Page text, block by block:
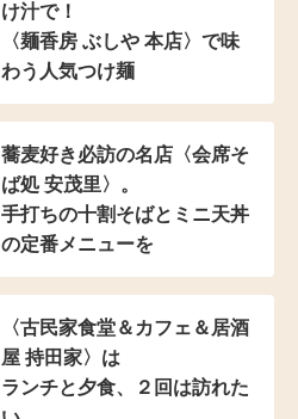
け汁で！
〈麺香房 ぶしや 本店〉 で味
わう人気つけ麺
蕎麦好き必訪の名店 〈会席そ
ば処 安茂里〉。
手打ちの十割そばと ミニ天丼
の定番メニューを
〈古民家食堂＆カフェ ＆居酒
屋 持田家〉は
ランチと夕食、２回は訪れた